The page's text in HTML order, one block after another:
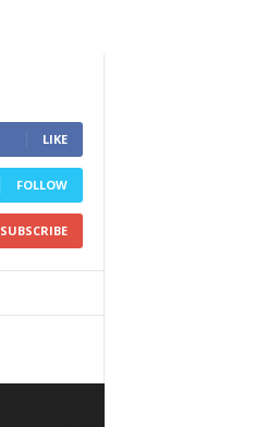
LIKE
FOLLOW
SUBSCRIBE